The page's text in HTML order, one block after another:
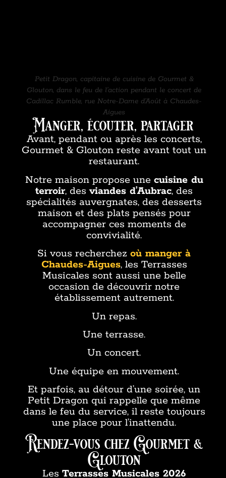
Petit Dragon, capitaine de cuisine de Gourmet &
Glouton, dans le feu de l’action pendant le concert de
Cadillac Rumble, rue Notre-Dame d’Août à Chaudes-
Aigues
Manger, écouter, partager
Avant, pendant ou après les concerts,
Gourmet & Glouton reste avant tout un
restaurant.
Notre maison propose une cuisine du
terroir, desviandes d’Aubrac, des
spécialités auvergnates, des desserts
maison et des plats pensés pour
accompagner ces moments de
convivialité.
Si vous recherchezoù manger à
Chaudes-Aigues, les Terrasses
Musicales sont aussi une belle
occasion de découvrir notre
établissement autrement.
Un repas.
Une terrasse.
Un concert.
Une équipe en mouvement.
Et parfois, au détour d’une soirée, un
Petit Dragon qui rappelle que même
dans le feu du service, il reste toujours
une place pour l’inattendu.
Rendez-vous chez Gourmet &
Glouton
Les Terrasses Musicales 2026